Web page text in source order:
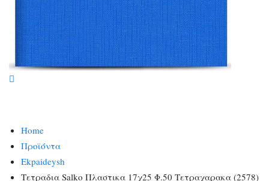
Home
Προϊόντα
Ekpaideysh
Τετραδια Salko Πλαστικα 17χ25 Φ.50 Τετραχαρακα (2578)